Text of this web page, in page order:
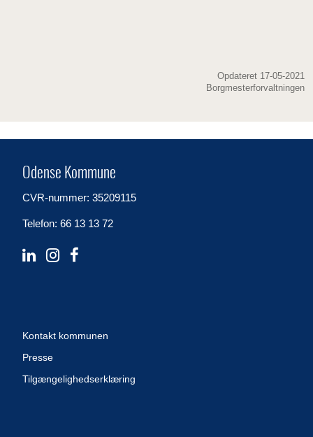
Opdateret 17-05-2021
Borgmesterforvaltningen
Odense Kommune
CVR-nummer: 35209115
Telefon: 66 13 13 72
Kontakt kommunen
Presse
Tilgængelighedserklæring